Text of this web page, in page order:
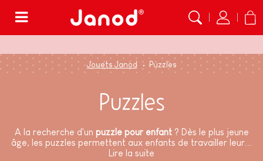
Jouets Janod Puzzles
Puzzles
A la recherche d'un puzzle pour enfant? Dès le plus jeune
âge, les puzzles permettent aux enfants de travailler leur...
Lire la suite